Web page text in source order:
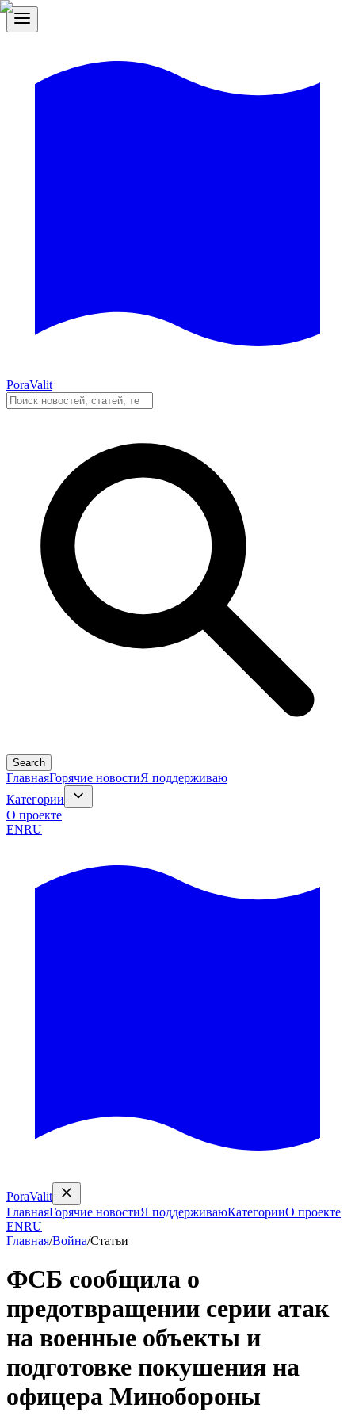
PoraValit
Search
ГлавнаяГорячие новостиЯ поддерживаю
Категории
О проекте
ENRU
PoraValit
ГлавнаяГорячие новостиЯ поддерживаюКатегорииО проекте
ENRU
Главная/Война/Статьи
ФСБ сообщила о
предотвращении серии атак
на военные объекты и
подготовке покушения на
офицера Минобороны